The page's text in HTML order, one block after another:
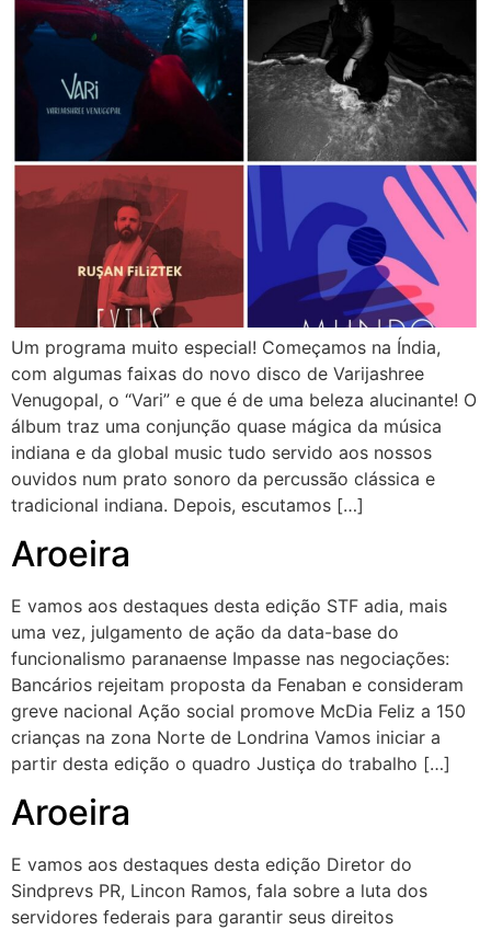
Um programa muito especial! Começamos na Índia,
com algumas faixas do novo disco de Varijashree
Venugopal, o “Vari” e que é de uma beleza alucinante! O
álbum traz uma conjunção quase mágica da música
indiana e da global music tudo servido aos nossos
ouvidos num prato sonoro da percussão clássica e
tradicional indiana. Depois, escutamos […]
Aroeira
E vamos aos destaques desta edição STF adia, mais
uma vez, julgamento de ação da data-base do
funcionalismo paranaense Impasse nas negociações:
Bancários rejeitam proposta da Fenaban e consideram
greve nacional Ação social promove McDia Feliz a 150
crianças na zona Norte de Londrina Vamos iniciar a
partir desta edição o quadro Justiça do trabalho […]
Aroeira
E vamos aos destaques desta edição Diretor do
Sindprevs PR, Lincon Ramos, fala sobre a luta dos
servidores federais para garantir seus direitos